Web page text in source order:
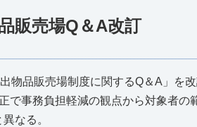
販売場Q＆A改訂
物品販売場制度に関するQ＆A」を
で事務負担軽減の観点から対象者
なる。